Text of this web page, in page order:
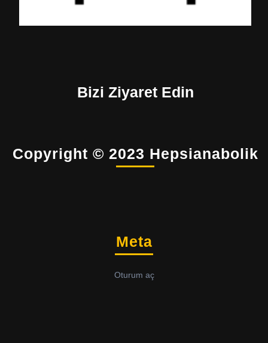
Bizi Ziyaret Edin
Copyright © 2023 Hepsianabolik
Meta
Oturum aç